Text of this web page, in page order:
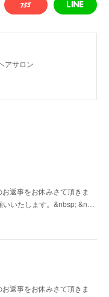
アサロン
返事をお休みさて頂きま
いいたします。&nbsp; &n…
返事をお休みさて頂きま